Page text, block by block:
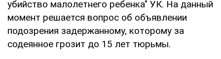
убийство малолетнего ребенка" УК. На данный
момент решается вопрос об объявлении
подозрения задержанному, которому за
содеянное грозит до 15 лет тюрьмы.